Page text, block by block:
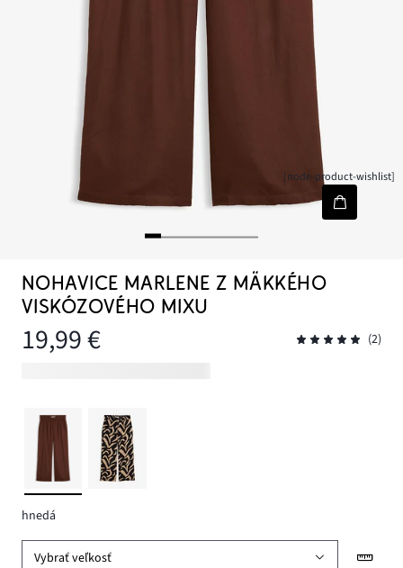
[node-product-wishlist]
NOHAVICE MARLENE Z MÄKKÉHO
VISKÓZOVÉHO MIXU
19,99 € (2)
hnedá
Vybrať veľkosť